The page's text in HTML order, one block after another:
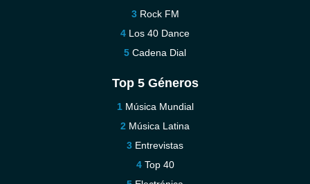
Rock FM
Los 40 Dance
Cadena Dial
Top 5 Géneros
Música Mundial
Música Latina
Entrevistas
Top 40